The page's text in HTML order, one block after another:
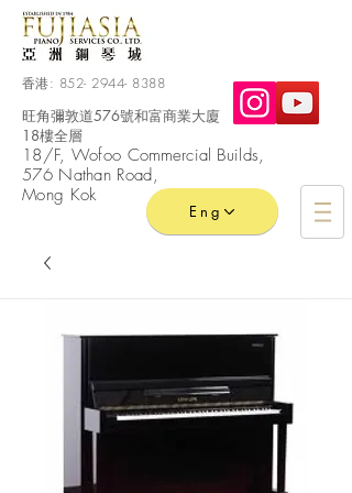
香港: 852- 2944- 8388
旺角彌敦道576號和富商業大廈
18樓全層
​18/F, Wofoo Commercial Builds,
576 Nathan Road,
Mong Kok
Eng